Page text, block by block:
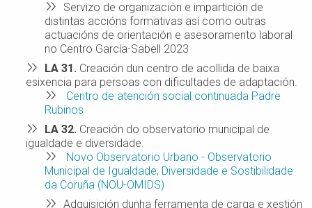
Servizo de organización e impartición de
distintas accións formativas así como outras
actuacións de orientación e asesoramento laboral
no Centro García-Sabell 2023
LA 31 . Creación dun centro de acollida de baixa
esixencia para persoas con dificultades de adaptación.
Centro de atención social continuada Padre
Rubinos
LA 32. Creación do observatorio municipal de
igualdade e diversidade.
Novo Observatorio Urbano - Observatorio
Municipal de Igualdade, Diversidade e Sostibilidade
da Coruña (NOU-OMIDS)
Adquisición dunha ferramenta de carga e xestión